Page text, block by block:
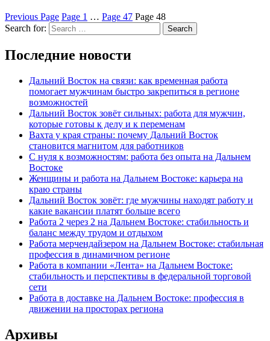
Previous Page Page 1 … Page 47 Page 48
Search for:
Search
Последние новости
Дальний Восток на связи: как временная работа
помогает мужчинам быстро закрепиться в регионе
возможностей
Дальний Восток зовёт сильных: работа для мужчин,
которые готовы к делу и к переменам
Вахта у края страны: почему Дальний Восток
становится магнитом для работников
С нуля к возможностям: работа без опыта на Дальнем
Востоке
Женщины и работа на Дальнем Востоке: карьера на
краю страны
Дальний Восток зовёт: где мужчины находят работу и
какие вакансии платят больше всего
Работа 2 через 2 на Дальнем Востоке: стабильность и
баланс между трудом и отдыхом
Работа мерчендайзером на Дальнем Востоке: стабильная
профессия в динамичном регионе
Работа в компании «Лента» на Дальнем Востоке:
стабильность и перспективы в федеральной торговой
сети
Работа в доставке на Дальнем Востоке: профессия в
движении на просторах региона
Архивы